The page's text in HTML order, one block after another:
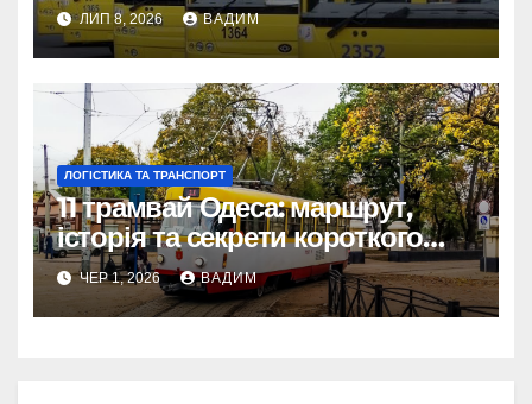
змінює наше життя
ЛИП 8, 2026 ВАДИМ
ЛОГІСТИКА ТА ТРАНСПОРТ
11 трамвай Одеса: маршрут,
історія та секрети короткого
шляху крізь Молдаванку
ЧЕР 1, 2026 ВАДИМ